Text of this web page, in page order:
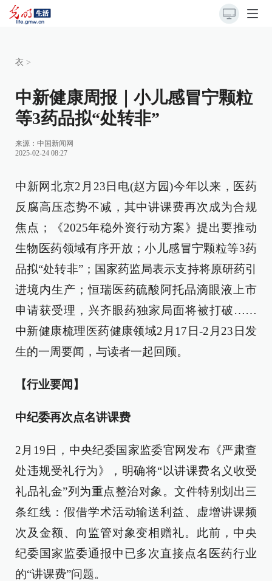
衣 >
中新健康周报｜小儿感冒宁颗粒
等3药品拟“处转非”
来源： 中国新闻网
2025-02-24 08:27
中新网北京2月23日电(赵方园)今年以来，医药
反腐高压态势不减，其中讲课费再次成为合规
焦点；《2025年稳外资行动方案》提出要推动
生物医药领域有序开放；小儿感冒宁颗粒等3药
品拟“处转非”；国家药监局表示支持将原研药引
进境内生产；恒瑞医药硫酸阿托品滴眼液上市
申请获受理，兴齐眼药独家局面将被打破……
中新健康梳理医药健康领域2月17日-2月23日发
生的一周要闻，与读者一起回顾。
【行业要闻】
中纪委再次点名讲课费
2月19日，中央纪委国家监委官网发布《严肃查
处违规受礼行为》，明确将“以讲课费名义收受
礼品礼金”列为重点整治对象。文件特别划出三
条红线：假借学术活动输送利益、虚增讲课频
次及金额、向监管对象变相赠礼。此前，中央
纪委国家监委通报中已多次直接点名医药行业
的“讲课费”问题。